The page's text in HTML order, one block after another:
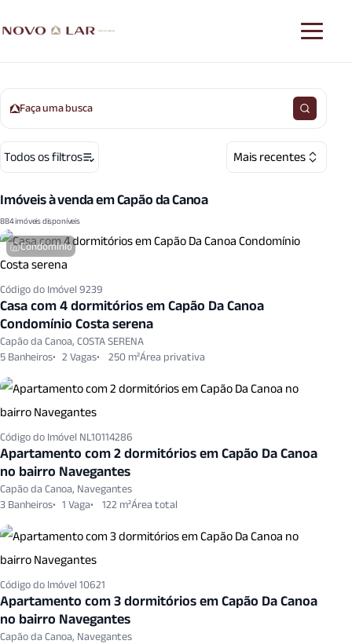
Faça uma busca
Todos os filtros Mais recentes
Imóveis à venda em Capão da Canoa
884 imóveis disponíveis
Condomínio
Código do Imóvel 9239
Casa com 4 dormitórios em Capão Da Canoa
Condomínio Costa serena
Capão da Canoa, COSTA SERENA
5 Banheiros
2 Vagas 250 m²
Código do Imóvel NL10114286
Apartamento com 2 dormitórios em Capão Da Canoa
no bairro Navegantes
Capão da Canoa, Navegantes
3 Banheiros
1 Vaga 122 m²
Código do Imóvel 10621
Apartamento com 3 dormitórios em Capão Da Canoa
no bairro Navegantes
Capão da Canoa, Navegantes